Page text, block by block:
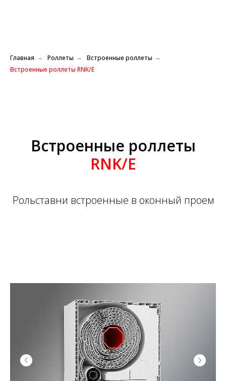
Главная → Роллеты → Встроенные роллеты →
Встроенные роллеты RNK/E
Встроенные роллеты
RNK/E
Рольставни встроенные в оконный проем